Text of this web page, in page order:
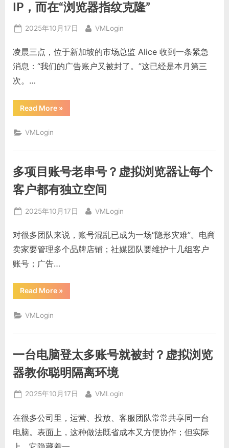
怎
样
止
账
串
线
和
数
IP，而在“浏览器指纹克隆”
Posted
2025年10月17日 By
VMLogin
凌晨三点，位于新加坡的市场总监 Alice 收到一条紧急
消息：“我们的广告账户又被封了。”这已经是本月第三
次。…
Read More“跨
国
登
老
被
风
控？
问
不
在
而
在
“浏
览
指
»
VMLogin
多项目账号老串号？虚拟浏览器让每个
客户都有独立空间
Posted
2025年10月17日 By
VMLogin
对很多团队来说，账号混乱已成为一场“隐形灾难”。电商
卖家要管理多个品牌店铺；社媒团队要维护十几组客户
账号；广告…
Read More“多
项
串
虚
拟
浏
览
器
每
个
都
有
独
»
VMLogin
一台电脑登太多账号就被封？虚拟浏览
器教你聪明隔离环境
Posted
2025年10月17日 By
VMLogin
在很多公司里，运营、投放、客服团队常常共享同一台
电脑。表面上，这种做法既省成本又方便协作；但实际